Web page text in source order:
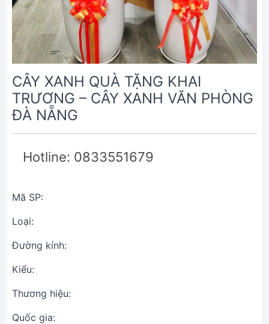
CÂY XANH QUÀ TẶNG KHAI
TRƯƠNG – CÂY XANH VĂN PHÒNG
ĐÀ NẴNG
Hotline: 0833551679
Mã SP:
Loại:
Đường kính:
Kiểu:
Thương hiệu:
Quốc gia: